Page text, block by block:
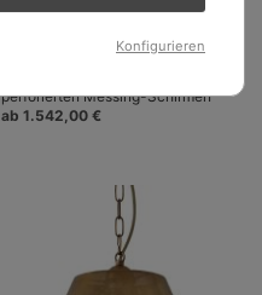
perforierten Messing-Schirmen
ab 1.542,00 €
Konfigurieren